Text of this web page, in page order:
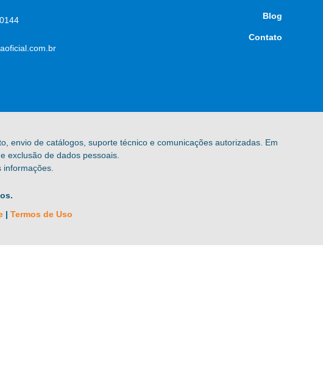
Blog
Contato
envio de catálogos, suporte técnico e comunicações autorizadas. Em
exclusão de dados pessoais.
| Termos de Uso